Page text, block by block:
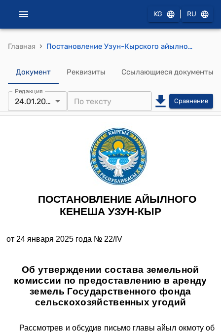
KG RU
Главная › Постановление Узун-Кырского айылного кенеша от 24 января 2025 года № 22/IV "Об утверждении состава земельной комиссии по предоставлению в аренду земель Государственного фонда сельскохозяйственных угодий"
Документ Реквизиты Ссылающиеся документы
Редакция
24.01.2025 Сравнение